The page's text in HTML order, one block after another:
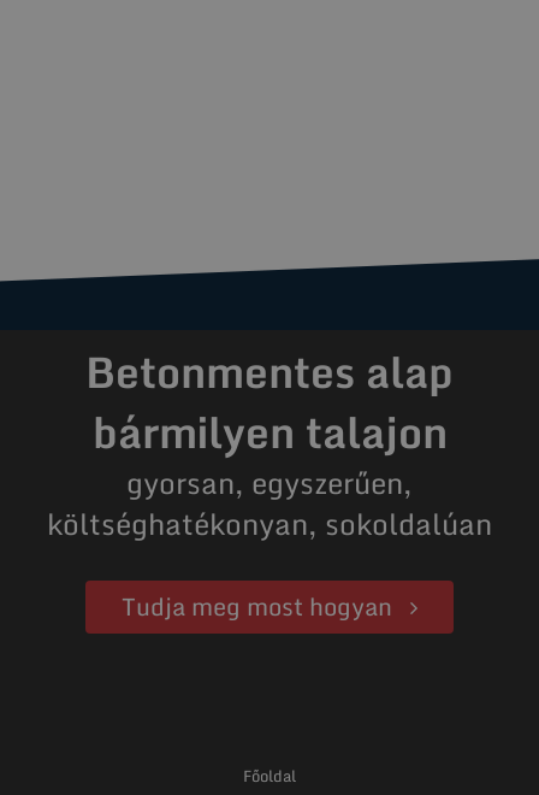
Betonmentes alap
bármilyen talajon
gyorsan, egyszerűen,
költséghatékonyan, sokoldalúan
Tudja meg most hogyan
Főoldal